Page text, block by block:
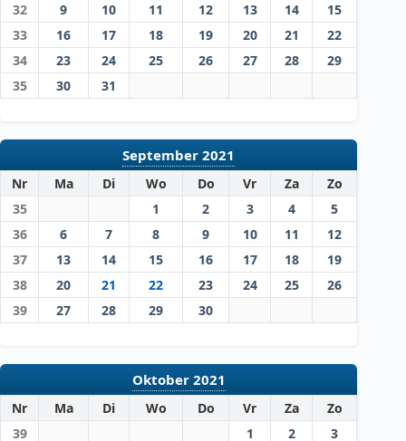
32
9 10 11 12 13 14
15
33
16 17 18 19 20 21
22
34
23 24 25 26 27 28
29
35
30 31
September 2021
Nr Ma Di Wo Do Vr Za
Zo
35
1 2 3 4
5
36
6 7 8 9 10 11
12
37
13 14 15 16 17 18
19
38
20 21 22 23 24 25
26
39
27 28 29 30
Oktober 2021
Nr Ma Di Wo Do Vr Za
Zo
39
1 2 3